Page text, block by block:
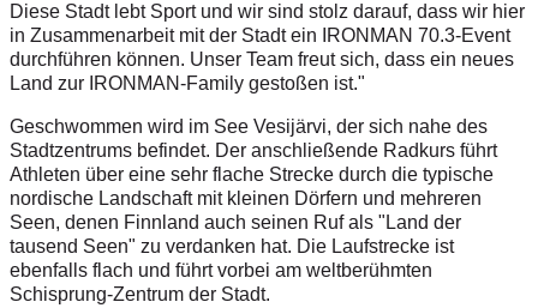
Diese Stadt lebt Sport und wir sind stolz darauf, dass wir hier
in Zusammenarbeit mit der Stadt ein IRONMAN 70.3-Event
durchführen können. Unser Team freut sich, dass ein neues
Land zur IRONMAN-Family gestoßen ist."
Geschwommen wird im See Vesijärvi, der sich nahe des
Stadtzentrums befindet. Der anschließende Radkurs führt
Athleten über eine sehr flache Strecke durch die typische
nordische Landschaft mit kleinen Dörfern und mehreren
Seen, denen Finnland auch seinen Ruf als "Land der
tausend Seen" zu verdanken hat. Die Laufstrecke ist
ebenfalls flach und führt vorbei am weltberühmten
Schisprung-Zentrum der Stadt.